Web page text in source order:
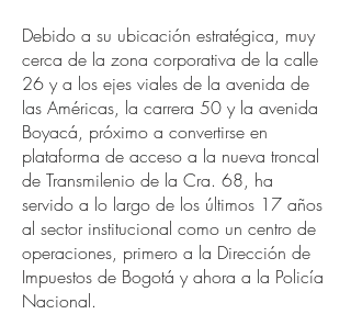
Debido a su ubicación estratégica, muy
cerca de la zona corporativa de la calle
26 y a los ejes viales de la avenida de
las Américas, la carrera 50 y la avenida
Boyacá, próximo a convertirse en
plataforma de acceso a la nueva troncal
de Transmilenio de la Cra. 68, ha
servido a lo largo de los últimos 17 años
al sector institucional como un centro de
operaciones, primero a la Dirección de
Impuestos de Bogotá y ahora a la Policía
Nacional.